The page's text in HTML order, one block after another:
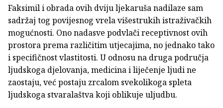
Faksimil i obrada ovih dviju ljekaruša nadilaze sam
sadržaj tog povijesnog vrela višestrukih istraživačkih
mogućnosti. Ono nadasve podvlači receptivnost ovih
prostora prema različitim utjecajima, no jednako tako
i specifičnost vlastitosti. U odnosu na druga područja
ljudskoga djelovanja, medicina i liječenje ljudi ne
zaostaju, već postaju zrcalom svekolikoga spleta
ljudskoga stvaralaštva koji oblikuje uljudbu.